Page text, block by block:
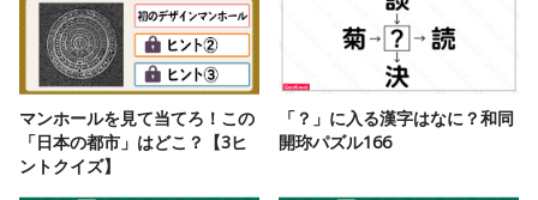
マンホールを見て当てろ！この
「日本の都市」はどこ？【3ヒ
ントクイズ】
「？」に入る漢字はなに？和同
開珎パズル166